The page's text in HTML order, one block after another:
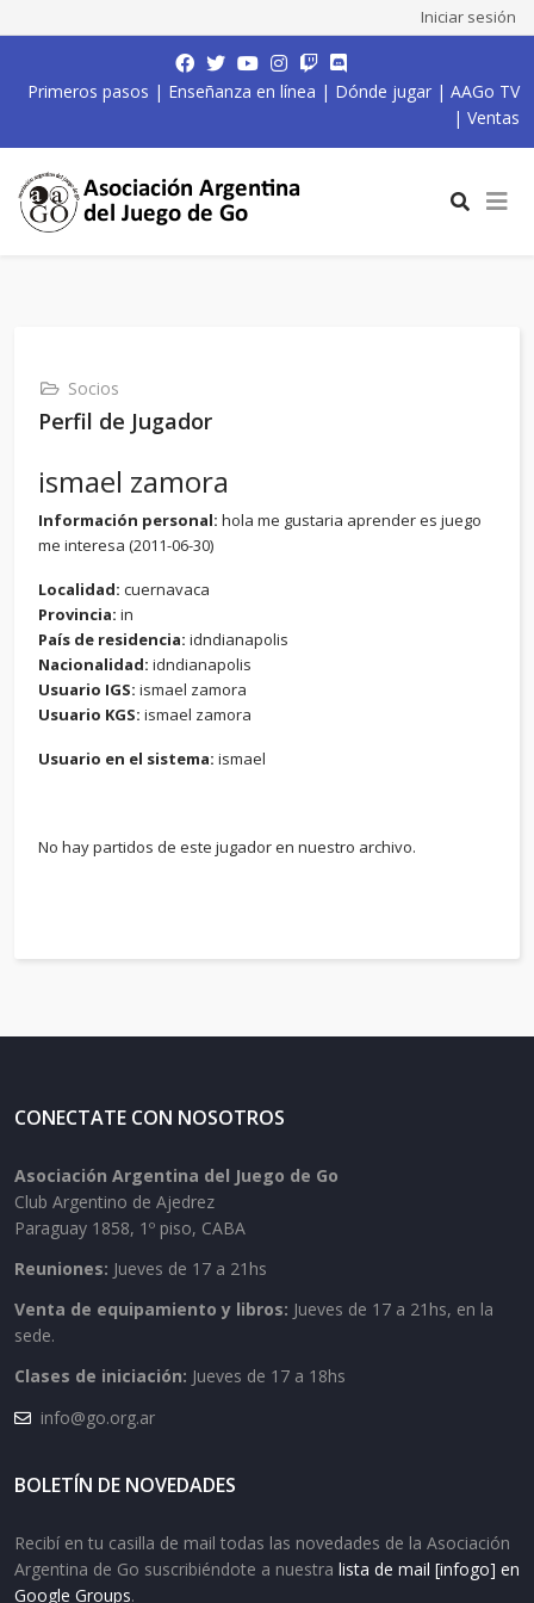
Iniciar sesión
Primeros pasos | Enseñanza en línea | Dónde jugar | AAGo TV
| Ventas
Socios
Perfil de Jugador
ismael zamora
Información personal: hola me gustaria aprender es juego
me interesa (2011-06-30)
Localidad: cuernavaca
Provincia: in
País de residencia: idndianapolis
Nacionalidad: idndianapolis
Usuario IGS: ismael zamora
Usuario KGS: ismael zamora
Usuario en el sistema: ismael
No hay partidos de este jugador en nuestro archivo.
CONECTATE CON NOSOTROS
Asociación Argentina del Juego de Go
Club Argentino de Ajedrez
Paraguay 1858, 1º piso, CABA
Reuniones: Jueves de 17 a 21hs
Venta de equipamiento y libros: Jueves de 17 a 21hs, en la
sede.
Clases de iniciación: Jueves de 17 a 18hs
info@go.org.ar
BOLETÍN DE NOVEDADES
Recibí en tu casilla de mail todas las novedades de la Asociación
Argentina de Go suscribiéndote a nuestra lista de mail [infogo] en
Google Groups.